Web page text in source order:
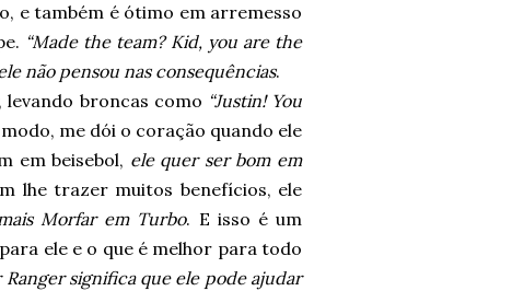
e também é ótimo em arremesso
“Made the team? Kid, you are the
não pensou nas consequências.
levando broncas como “Justin! You
me dói o coração quando ele
em beisebol, ele quer ser bom em
lhe trazer muitos benefícios, ele
Morfar em Turbo. E isso é um
ele e o que é melhor para todo
significa que ele pode ajudar